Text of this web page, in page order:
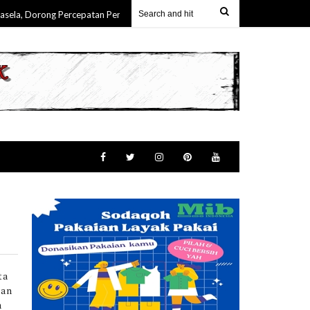
Percepatan Pembangunan & Keterlibatan Nyata Masyarakat Maluku